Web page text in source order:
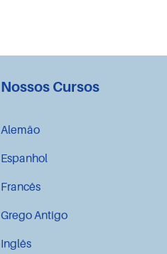
Nossos Cursos
Alemão
Espanhol
Francês
Grego Antigo
Inglês